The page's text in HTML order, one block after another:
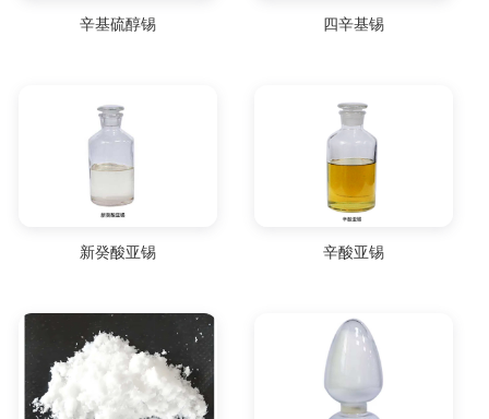
辛基硫醇锡 四辛基锡
新癸酸亚锡 辛酸亚锡